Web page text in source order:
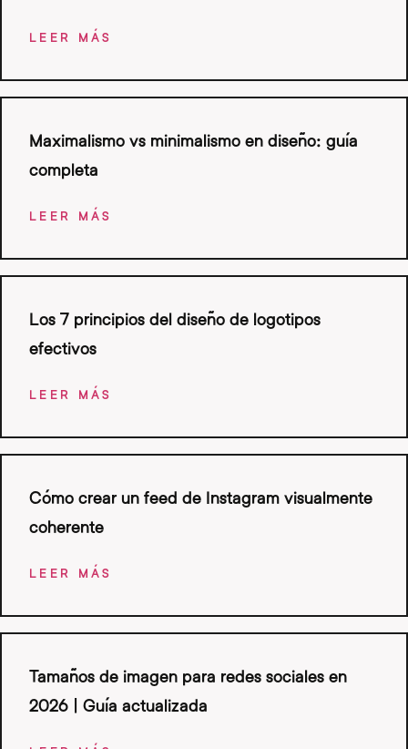
LEER MÁS
Maximalismo vs minimalismo en diseño: guía
completa
LEER MÁS
Los 7 principios del diseño de logotipos
efectivos
LEER MÁS
Cómo crear un feed de Instagram visualmente
coherente
LEER MÁS
Tamaños de imagen para redes sociales en
2026 | Guía actualizada